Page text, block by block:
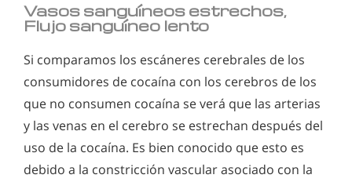
Vasos sanguíneos estrechos,
Flujo sanguíneo lento
Si comparamos los escáneres cerebrales de los
consumidores de cocaína con los cerebros de los
que no consumen cocaína se verá que las arterias
y las venas en el cerebro se estrechan después del
uso de la cocaína. Es bien conocido que esto es
debido a la constricción vascular asociado con la